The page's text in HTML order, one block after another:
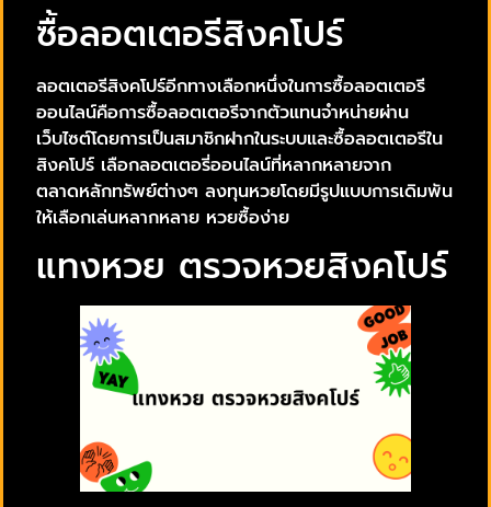
ซื้อลอตเตอรีสิงคโปร์
ลอตเตอรีสิงคโปร์อีกทางเลือกหนึ่งในการซื้อลอตเตอรี
ออนไลน์คือการซื้อลอตเตอรีจากตัวแทนจำหน่ายผ่าน
เว็บไซต์โดยการเป็นสมาชิกฝากในระบบและซื้อลอตเตอรีใน
สิงคโปร์ เลือกลอตเตอรี่ออนไลน์ที่หลากหลายจาก
ตลาดหลักทรัพย์ต่างๆ ลงทุนหวยโดยมีรูปแบบการเดิมพัน
ให้เลือกเล่นหลากหลาย หวยซื้อง่าย
แทงหวย ตรวจหวยสิงคโปร์